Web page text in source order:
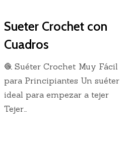
Sueter Crochet con
Cuadros
🧶 Suéter Crochet Muy Fácil
para Principiantes Un suéter
ideal para empezar a tejer
Tejer…